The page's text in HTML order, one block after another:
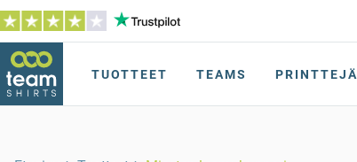
TUOTTEET TEAMS PRINTTEJÄ